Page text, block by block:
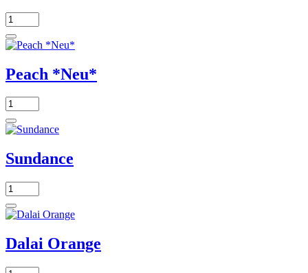
Peach *Neu*
Sundance
Dalai Orange